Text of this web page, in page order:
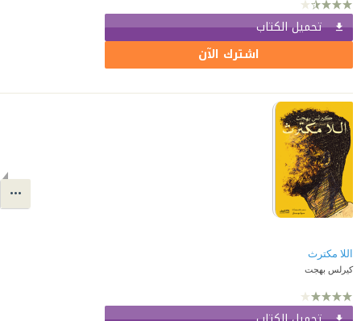
تحميل الكتاب
اشترك الآن
اللا مكترث
كيرلس بهجت